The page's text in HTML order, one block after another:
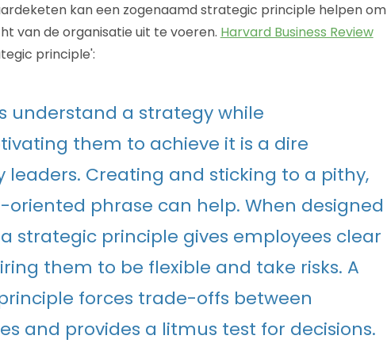
kan een zogenaamd strategic principle helpen om
van de organisatie uit te voeren. Harvard Business Review
principle':
understand a strategy while
them to achieve it is a dire
Creating and sticking to a pithy,
phrase can help. When designed
strategic principle gives employees clear
them to be flexible and take risks. A
forces trade-offs between
and provides a litmus test for decisions.